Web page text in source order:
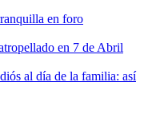
en foro
en 7 de Abril
al día de la familia: así